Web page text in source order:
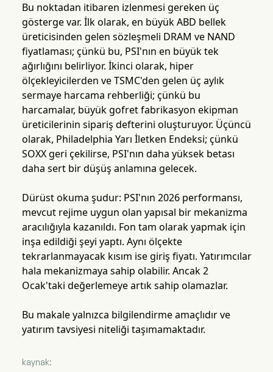
Bu noktadan itibaren izlenmesi gereken üç
gösterge var. İlk olarak, en büyük ABD bellek
üreticisinden gelen sözleşmeli DRAM ve NAND
fiyatlaması; çünkü bu, PSI'nın en büyük tek
ağırlığını belirliyor. İkinci olarak, hiper
ölçekleyicilerden ve TSMC'den gelen üç aylık
sermaye harcama rehberliği; çünkü bu
harcamalar, büyük gofret fabrikasyon ekipman
üreticilerinin sipariş defterini oluşturuyor. Üçüncü
olarak, Philadelphia Yarı İletken Endeksi; çünkü
SOXX geri çekilirse, PSI'nın daha yüksek betası
daha sert bir düşüş anlamına gelecek.
Dürüst okuma şudur: PSI'nın 2026 performansı,
mevcut rejime uygun olan yapısal bir mekanizma
aracılığıyla kazanıldı. Fon tam olarak yapmak için
inşa edildiği şeyi yaptı. Aynı ölçekte
tekrarlanmayacak kısım ise giriş fiyatı. Yatırımcılar
hala mekanizmaya sahip olabilir. Ancak 2
Ocak'taki değerlemeye artık sahip olamazlar.
Bu makale yalnızca bilgilendirme amaçlıdır ve
yatırım tavsiyesi niteliği taşımamaktadır.
kaynak: